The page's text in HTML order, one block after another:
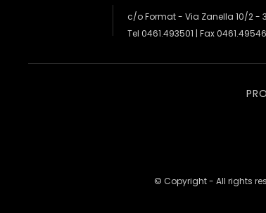
c/o Format - Via Zanella 10/2 -
Tel 0461.493501 | Fax
© Copyright - All rights